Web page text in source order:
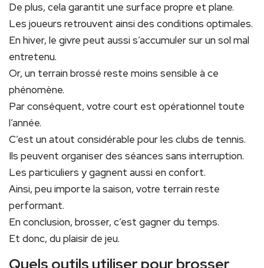
De plus, cela garantit une surface propre et plane.
Les joueurs retrouvent ainsi des conditions optimales.
En hiver, le givre peut aussi s’accumuler sur un sol mal
entretenu.
Or, un terrain brossé reste moins sensible à ce
phénomène.
Par conséquent, votre court est opérationnel toute
l’année.
C’est un atout considérable pour les clubs de tennis.
Ils peuvent organiser des séances sans interruption.
Les particuliers y gagnent aussi en confort.
Ainsi, peu importe la saison, votre terrain reste
performant.
En conclusion, brosser, c’est gagner du temps.
Et donc, du plaisir de jeu.
Quels outils utiliser pour brosser